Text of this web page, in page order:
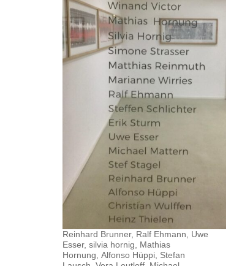
Reinhard Brunner, Ralf Ehmann, Uwe
Esser, silvia hornig, Mathias
Hornung, Alfonso Hüppi, Stefan